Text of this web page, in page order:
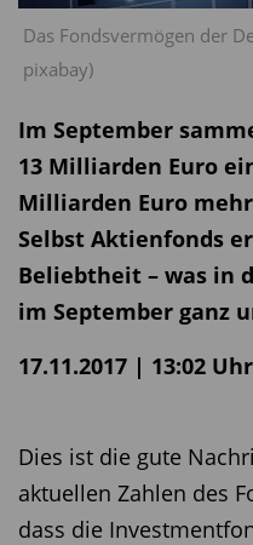
Das Fondsvermögen der
pixabay)
Im September
13 Milliarden Euro
Milliarden Euro
Selbst Aktienfonds
Beliebtheit – was in
im September ganz
17.11.2017 | 13:02 Uhr
Dies ist die gute
aktuellen Zahlen des
dass die